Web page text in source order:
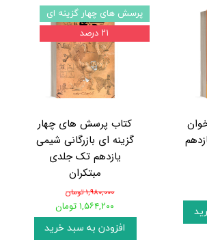
2 یازدهم
کتاب پرسش های چهار
گزینه ای بازرگانی شیمی
یازدهم تک جلدی
مبتکران
۱,۹۸۰,۰۰۰ تومان
۱,۵۶۴,۲۰۰ تومان
افزودن به سبد خرید
پرسش های چهار گزینه ای
۲۱ درصد